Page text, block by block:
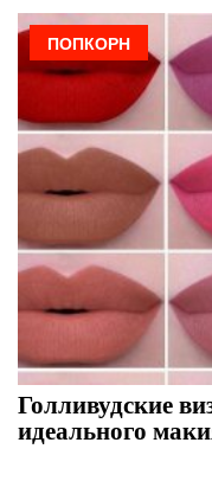
ПОПКОРН
Голливудские
идеального